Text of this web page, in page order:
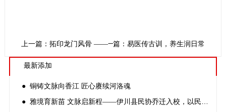
上一篇：拓印龙门风骨 ——一纸拓片传承龙门风骨 匠心复刻庚续
下一篇：易医传古训，养生润日常
最新添加
● 铜铸文脉向香江 匠心赓续河洛魂